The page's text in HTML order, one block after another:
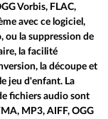
Vorbis, FLAC,
avec ce logiciel,
ou la suppression de
la facilité
la découpe et
jeu d'enfant. La
fichiers audio sont
MP3, AIFF, OGG